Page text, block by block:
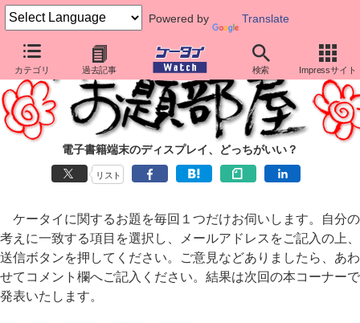
Powered by Translate
カテゴリ 過去記事 検索 Impressサイト
電子書籍端末のディスプレイ、どっちがいい？
リスト
ケータイに関するお題を毎回１つだけお伺いします。自分の
考えに一致する項目を選択し、メールアドレスをご記入の上、
送信ボタンを押してください。ご意見などありましたら、あわ
せてコメント欄へご記入ください。結果は次回の本コーナーで
発表いたします。